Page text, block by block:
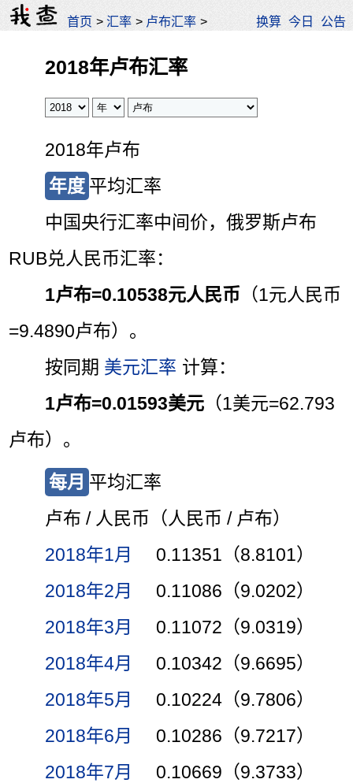
首页 >汇率 > 卢布汇率 > 换算 今日 公告
2018年卢布汇率
2018年卢布
年度 平均汇率
中国央行汇率中间价，俄罗斯卢布
RUB兑人民币汇率：
1卢布=0.10538元人民币 （1元人民币
=9.4890卢布）。
按同期 美元汇率 计算：
1卢布=0.01593美元 （1美元=62.793
卢布）。
每月 平均汇率
卢布 / 人民币（人民币 / 卢布）
2018年1月
0.11351（8.8101）
2018年2月
0.11086（9.0202）
2018年3月
0.11072（9.0319）
2018年4月
0.10342（9.6695）
2018年5月
0.10224（9.7806）
2018年6月
0.10286（9.7217）
2018年7月
0.10669（9.3733）